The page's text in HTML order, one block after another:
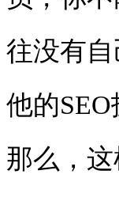
往没有
他的SEO
那么，